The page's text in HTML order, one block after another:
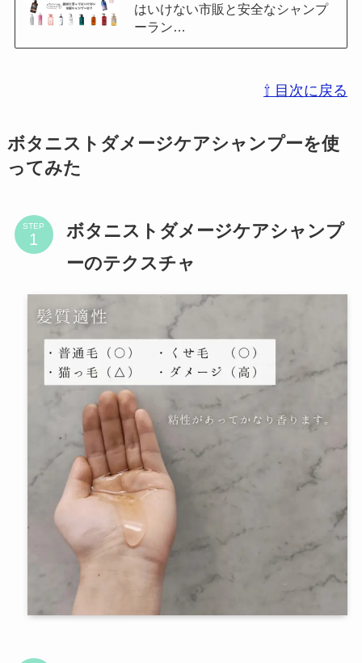
はいけない市販と安全なシャンプ
ーラン…
⇧ 目次に戻る
ボタニストダメージケアシャンプーを使
ってみた
STEP
ボタニストダメージケアシャンプ
ーのテクスチャ